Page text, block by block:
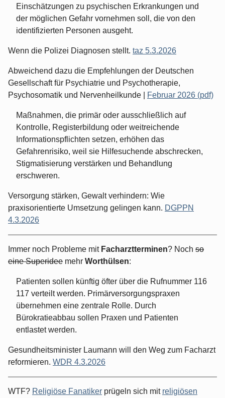
Einschätzungen zu psychischen Erkrankungen und
der möglichen Gefahr vornehmen soll, die von den
identifizierten Personen ausgeht.
Wenn die Polizei Diagnosen stellt. taz 5.3.2026
Abweichend dazu die Empfehlungen der Deutschen
Gesellschaft für Psychiatrie und Psychotherapie,
Psychosomatik und Nervenheilkunde |
Februar 2026 (pdf)
Maßnahmen, die primär oder ausschließlich auf
Kontrolle, Registerbildung oder weitreichende
Informationspflichten setzen, erhöhen das
Gefahrenrisiko, weil sie Hilfesuchende abschrecken,
Stigmatisierung verstärken und Behandlung
erschweren.
Versorgung stärken, Gewalt verhindern: Wie
praxisorientierte Umsetzung gelingen kann. DGPPN
4.3.2026
Immer noch Probleme mit Facharztterminen? Noch so
eine Superidee mehr Worthülsen:
Patienten sollen künftig öfter über die Rufnummer 116
117 verteilt werden. Primärversorgungspraxen
übernehmen eine zentrale Rolle. Durch
Bürokratieabbau sollen Praxen und Patienten
entlastet werden.
Gesundheitsminister Laumann will den Weg zum Facharzt
reformieren. WDR 4.3.2026
WTF? Religiöse Fanatiker prügeln sich mit religiösen